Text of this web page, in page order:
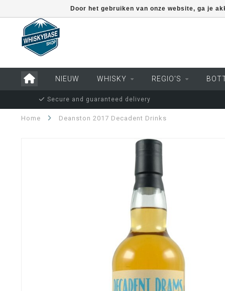
NIEUW WHISKY REGIO'S
Secure and guaranteed delivery
Home Deanston 2017 Decadent Drinks
Door het gebruiken van onze website, ga je